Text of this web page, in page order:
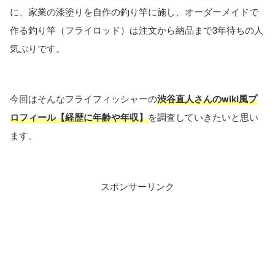
に、家業の漆塗りを自作の釣り竿に施し、オーダーメイドで
作る釣り竿（フライロッド）は注文から納品まで3年待ちの人
気ぶりです。
今回はそんなフライフィッシャーの渋谷直人さんのwiki風プ
ロフィール【経歴に年齢や年収】を調査していきたいと思い
ます。
スポンサーリンク